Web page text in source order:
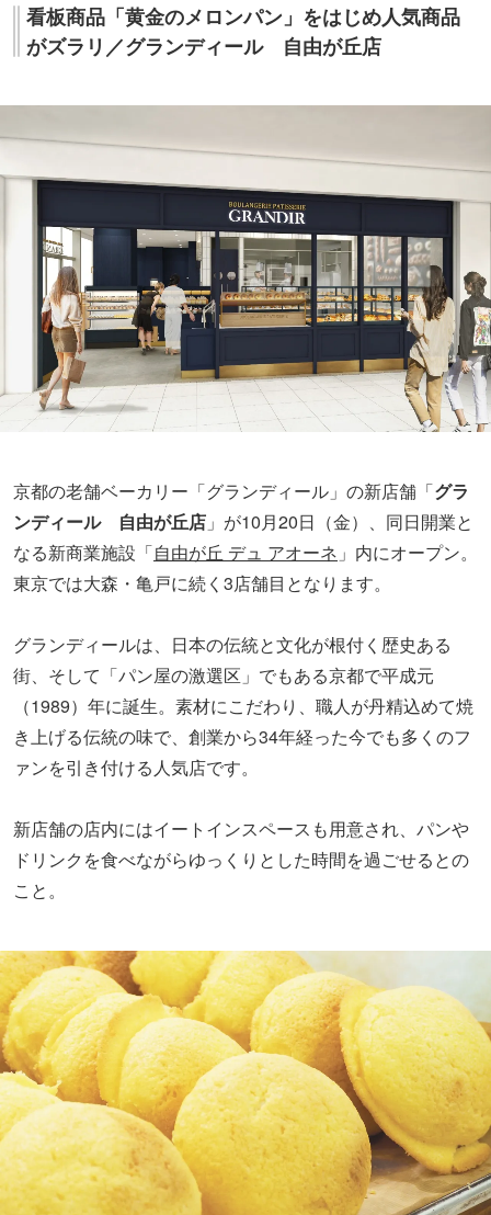
看板商品「黄金のメロンパン」をはじめ人気商品
がズラリ／グランディール 自由が丘店
京都の老舗ベーカリー「グランディール」の新店舗「グラ
ンディール 自由が丘店 」が10月20日（金）、同日開業と
なる新商業施設「自由が丘 デュ アオーネ 」内にオープン。
東京では大森・亀戸に続く3店舗目となります。
グランディールは、日本の伝統と文化が根付く歴史ある
街、そして「パン屋の激選区」でもある京都で平成元
（1989）年に誕生。素材にこだわり、職人が丹精込めて焼
き上げる伝統の味で、創業から34年経った今でも多くのフ
ァンを引き付ける人気店です。
新店舗の店内にはイートインスペースも用意され、パンや
ドリンクを食べながらゆっくりとした時間を過ごせるとの
こと。